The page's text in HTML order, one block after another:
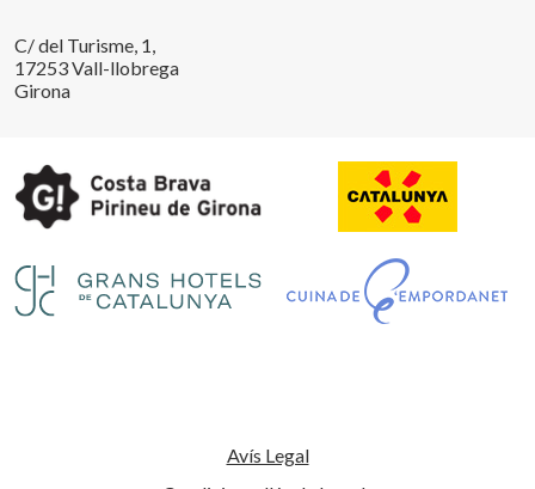
C/ del Turisme, 1,
17253 Vall-llobrega
Girona
Avís Legal
Acceptar totes